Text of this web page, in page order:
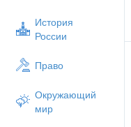
История
России
Право
Окружающий
мир